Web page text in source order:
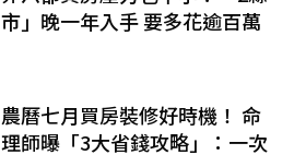
市」晚一年入手 要多花逾百萬
農曆七月買房裝修好時機！ 命
理師曝「3大省錢攻略」：一次